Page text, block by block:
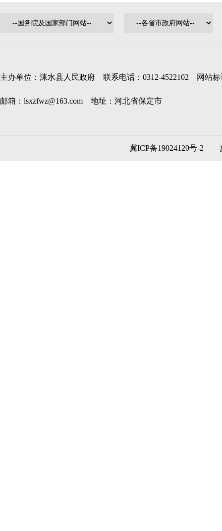
主办单位：涞水县人民政府 联系电话：0312-4522102 网站标
邮箱：lsxzfwz@163.com 地址：河北省保定市
冀ICP备19024120号-2